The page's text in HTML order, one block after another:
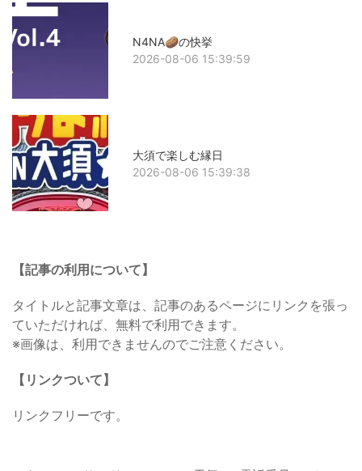
N4NA🥔の快挙
2026-08-06 15:39:59
大須で楽しむ縁日
2026-08-06 15:39:38
【記事の利用について】
タイトルと記事文章は、記事のあるページにリンクを張っ
ていただければ、無料で利用できます。
※画像は、利用できませんのでご注意ください。
【リンクついて】
リンクフリーです。